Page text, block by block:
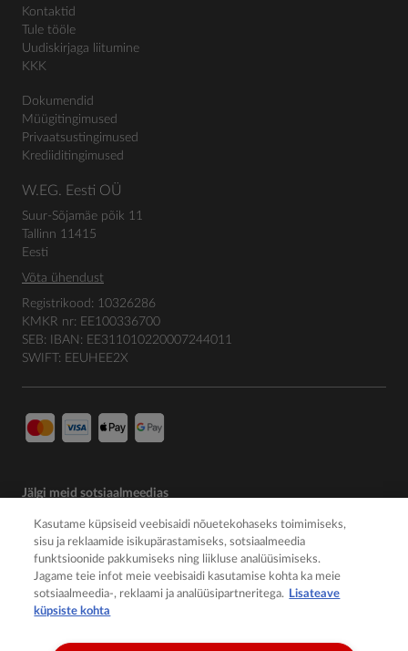
Kontaktid
Tule tööle
Uudiskirjaga liitumine
KKK
Dokumendid
Müügitingimused
Privaatsustingimused
Krediiditingimused
W.EG. Eesti OÜ
Suur-Sõjamäe põik 11
Tallinn 11415
Eesti
Võta ühendust
Registrikood: 10326286
KMKR nr: EE100336700
SEB: IBAN: EE311010220007244011
SWIFT: EEUHEE2X
Jälgi meid sotsiaalmeedias
Kasutame küpsiseid veebisaidi nõuetekohaseks toimimiseks,
sisu ja reklaamide isikupärastamiseks, sotsiaalmeedia
funktsioonide pakkumiseks ning liikluse analüüsimiseks.
Jagame teie infot meie veebisaidi kasutamise kohta ka meie
sotsiaalmeedia-, reklaami ja analüüsipartneritega. Lisateave
küpsiste kohta